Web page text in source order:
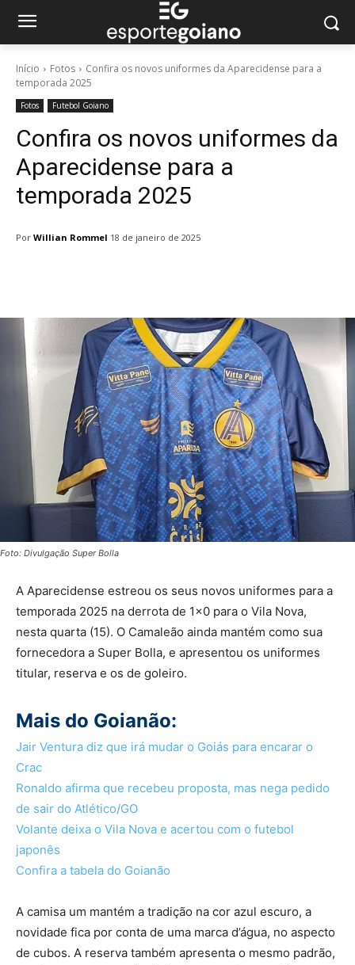
Início Fotos
Confira os novos uniformes da Aparecidense para a
temporada 2025
Fotos Futebol Goiano
Confira os novos uniformes da
Aparecidense para a
temporada 2025
Por Willian Rommel 18 de janeiro de 2025
Foto: Divulgação Super Bolla
A Aparecidense estreou os seus novos uniformes para a
temporada 2025 na derrota de 1×0 para o Vila Nova,
nesta quarta (15). O Camaleão ainda mantém como sua
fornecedora a Super Bolla, e apresentou os uniformes
titular, reserva e os de goleiro.
Mais do Goianão:
Jair Ventura diz que irá mudar o Goiás para encarar o
Crac
Ronaldo afirma que recebeu proposta, mas nega pedido
de sair do Atlético/GO
Volante deixa o Vila Nova e acertou com o futebol
japonês
Confira a tabela do Goianão
A camisa um mantém a tradição na cor azul escuro, a
novidade fica por conta de uma marca d’água, no aspecto
de cubos. A reserva também apresenta o mesmo padrão,